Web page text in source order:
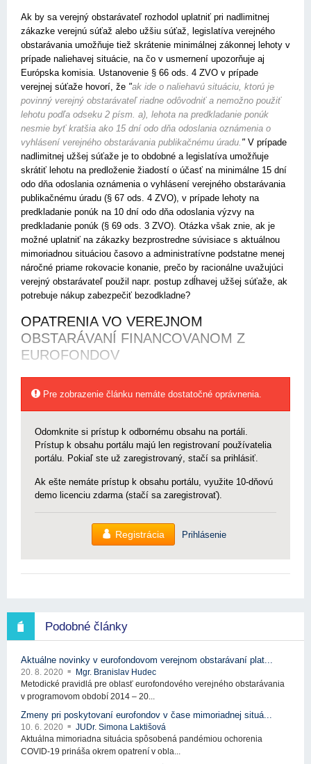
Ak by sa verejný obstarávateľ rozhodol uplatniť pri nadlimitnej
zákazke verejnú súťaž alebo užšiu súťaž, legislatíva verejného
obstarávania umožňuje tiež skrátenie minimálnej zákonnej lehoty v
prípade naliehavej situácie, na čo v usmernení upozorňuje aj
Európska komisia. Ustanovenie § 66 ods. 4 ZVO v prípade
verejnej súťaže hovorí, že "ak ide o naliehavú situáciu, ktorú je
povinný verejný obstarávateľ riadne odôvodniť a nemožno použiť
lehotu podľa odseku 2 písm. a), lehota na predkladanie ponúk
nesmie byť kratšia ako 15 dní odo dňa odoslania oznámenia o
vyhlásení verejného obstarávania publikačnému úradu. " V prípade
nadlimitnej užšej súťaže je to obdobné a legislatíva umožňuje
skrátiť lehotu na predloženie žiadostí o účasť na minimálne 15 dní
odo dňa odoslania oznámenia o vyhlásení verejného obstarávania
publikačnému úradu (§ 67 ods. 4 ZVO), v prípade lehoty na
predkladanie ponúk na 10 dní odo dňa odoslania výzvy na
predkladanie ponúk (§ 69 ods. 3 ZVO). Otázka však znie, ak je
možné uplatniť na zákazky bezprostredne súvisiace s aktuálnou
mimoriadnou situáciou časovo a administratívne podstatne menej
náročné priame rokovacie konanie, prečo by racionálne uvažujúci
verejný obstarávateľ použil napr. postup zdĺhavej užšej súťaže, ak
potrebuje nákup zabezpečiť bezodkladne?
OPATRENIA VO VEREJNOM
OBSTARÁVANÍ FINANCOVANOM Z
EUROFONDOV
Pre zobrazenie článku nemáte dostatočné oprávnenia.
Odomknite si prístup k odbornému obsahu na portáli.
Prístup k obsahu portálu majú len registrovaní používatelia
portálu. Pokiaľ ste už zaregistrovaný, stačí sa prihlásiť.
Ak ešte nemáte prístup k obsahu portálu, využite 10-dňovú
demo licenciu zdarma (stačí sa zaregistrovať).
Registrácia Prihlásenie
Podobné články
Aktuálne novinky v eurofondovom verejnom obstarávaní plat...
20. 8. 2020
Mgr. Branislav Hudec
Metodické pravidlá pre oblasť eurofondového verejného obstarávania
v programovom období 2014 – 20...
Zmeny pri poskytovaní eurofondov v čase mimoriadnej situá...
10. 6. 2020
JUDr. Simona Laktišová
Aktuálna mimoriadna situácia spôsobená pandémiou ochorenia
COVID-19 prináša okrem opatrení v obla...